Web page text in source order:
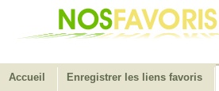
Accueil Enregistrer les liens favoris